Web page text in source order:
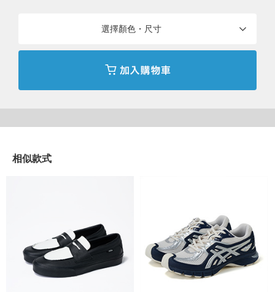
產地 ： 越南製造
選擇顏色・尺寸
相似款式